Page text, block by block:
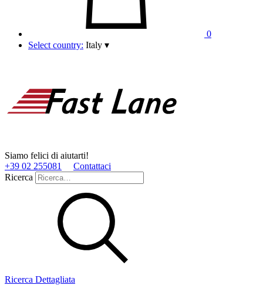
0
Select country: Italy ▾
Siamo felici di aiutarti!
+39 02 255081
Contattaci
Ricerca
Ricerca Dettagliata